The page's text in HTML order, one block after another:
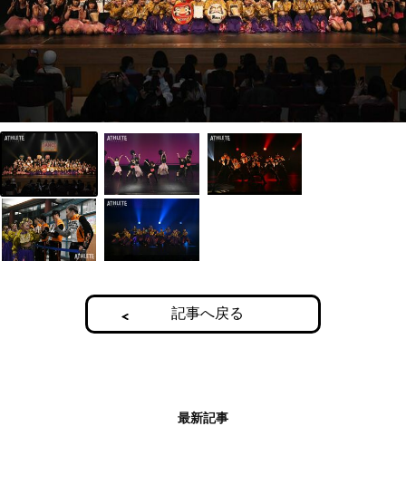
記事へ戻る
最新記事